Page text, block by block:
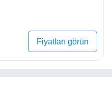
Fiyatları görün